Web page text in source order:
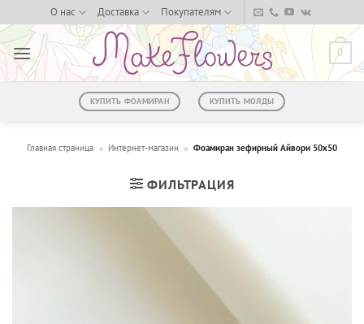
to
content
О нас Доставка Покупателям
0
КУПИТЬ ФОАМИРАН КУПИТЬ МОЛДЫ
Главная страница » Интернет-магазин » Фоамиран зефирный Айвори 50х50
ФИЛЬТРАЦИЯ